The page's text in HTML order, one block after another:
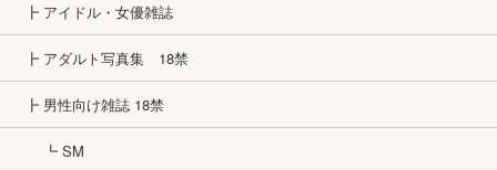
┣ アイドル・女優雑誌
┣ アダルト写真集 18禁
┣ 男性向け雑誌 18禁
┗ SM